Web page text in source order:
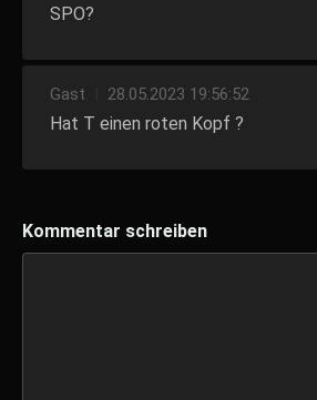
SPO?
Gast 28.05.2023 19:56:52
Hat T einen roten Kopf ?
Kommentar schreiben